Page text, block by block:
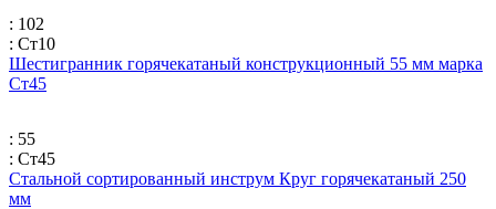
: 102
: Ст10
Шестигранник горячекатаный конструкционный 55 мм марка
Ст45
: 55
: Ст45
Стальной сортированный инструм Круг горячекатаный 250
мм